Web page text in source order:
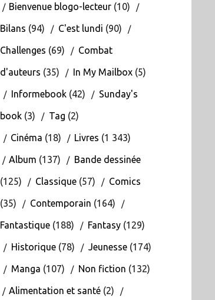
Bienvenue blogo-lecteur(10)
Bilans (94) C'est lundi (90)
Challenges (69) Combat
d'auteurs (35) In My Mailbox(5)
Informebook(42) Sunday's
book(3) Tag (2)
Cinéma (18) Livres (1 343)
Album (137) Bande dessinée
(125) Classique(57) Comics
(35) Contemporain (164)
Fantastique(188) Fantasy(129)
Historique(78) Jeunesse(174)
Manga (107) Non fiction (132)
Alimentation et santé(2)